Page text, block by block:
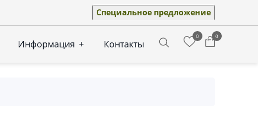
Специальное предложение
Информация + Контакты
0 0